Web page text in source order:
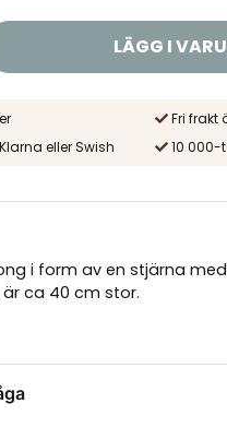
LÄGG I
Fri frakt
eller Swish
10 000-
i form av en stjärna
ca 40 cm stor.